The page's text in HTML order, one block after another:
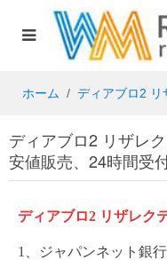
ホーム ディアブロ2 リ
ディアブロ2 リザレ
安値販売、24時間受
ディアブロ2 リザレク
1、ジャパンネット銀